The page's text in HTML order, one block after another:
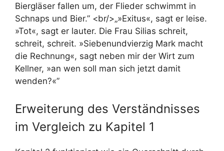
Biergläser fallen um, der Flieder schwimmt in
Schnaps und Bier.” <br/>„»Exitus«, sagt er leise.
»Tot«, sagt er lauter. Die Frau Silias schreit,
schreit, schreit. »Siebenundvierzig Mark macht
die Rechnung«, sagt neben mir der Wirt zum
Kellner, »an wen soll man sich jetzt damit
wenden?«”
Erweiterung des Verständnisses
im Vergleich zu Kapitel 1